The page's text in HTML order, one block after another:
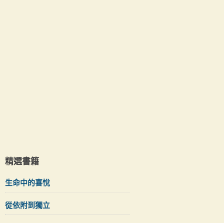
精選書籍
生命中的喜悅
從依附到獨立